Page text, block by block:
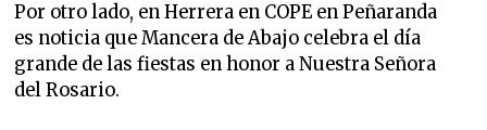
Por otro lado, en Herrera en COPE en Peñaranda
es noticia que Mancera de Abajo celebra el día
grande de las fiestas en honor a Nuestra Señora
del Rosario.